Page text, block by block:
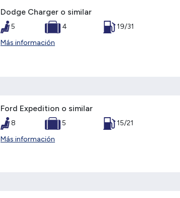
Dodge Charger o similar
5 4
19/31
Más información
Ford Expedition o similar
8 5
15/21
Más información